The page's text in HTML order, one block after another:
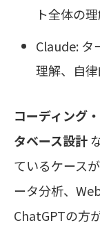
ト全体の
Claude: タ
理解、自
コーディング
タベース設計
ているケース
ータ分析、
ChatGPTの方